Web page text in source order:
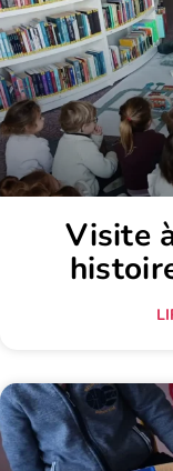
Visite